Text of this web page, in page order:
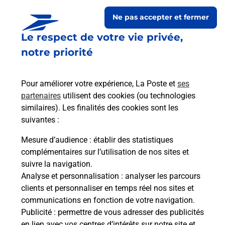
Le respect de votre vie privée,
notre priorité
Pour améliorer votre expérience, La Poste et ses
partenaires utilisent des cookies (ou technologies
similaires). Les finalités des cookies sont les
suivantes :
Mesure d’audience : établir des statistiques
complémentaires sur l’utilisation de nos sites et
suivre la navigation.
Analyse et personnalisation : analyser les parcours
clients et personnaliser en temps réel nos sites et
communications en fonction de votre navigation.
Publicité : permettre de vous adresser des publicités
Ne pas accepter et fermer
Boîte aux lettres La Poste
Prochaine collecte du courrier vendredi
08h30
1 Place De L Eglise
38470 Cognin Les Gorges
Itinéraire
Le lien s'ouvre dans un nouvel onglet